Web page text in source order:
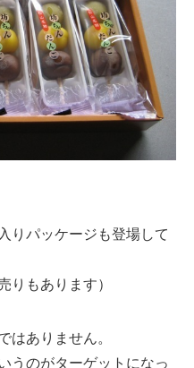
りパッケージも登場して
りもあります）
はありません。
うのがターゲットになっ